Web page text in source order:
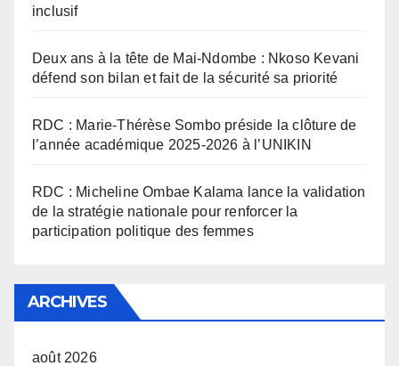
inclusif
Deux ans à la tête de Mai-Ndombe : Nkoso Kevani
défend son bilan et fait de la sécurité sa priorité
RDC : Marie-Thérèse Sombo préside la clôture de
l’année académique 2025-2026 à l’UNIKIN
RDC : Micheline Ombae Kalama lance la validation
de la stratégie nationale pour renforcer la
participation politique des femmes
ARCHIVES
août 2026